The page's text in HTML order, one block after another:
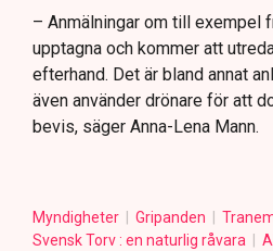
– Anmälningar om till exempel
upptagna och kommer att
efterhand. Det är bland annat
även använder drönare för att
bevis, säger Anna-Lena Mann.
Myndigheter Gripanden
Svensk Torv : en naturlig råvara